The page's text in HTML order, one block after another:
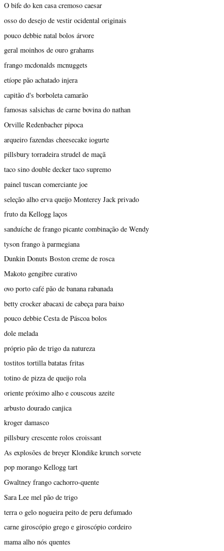
O bife do ken casa cremoso caesar
osso do desejo de vestir ocidental originais
pouco debbie natal bolos árvore
geral moinhos de ouro grahams
frango mcdonalds mcnuggets
etíope pão achatado injera
capitão d's borboleta camarão
famosas salsichas de carne bovina do nathan
Orville Redenbacher pipoca
arqueiro fazendas cheesecake iogurte
pillsbury torradeira strudel de maçã
taco sino double decker taco supremo
painel tuscan comerciante joe
seleção alho erva queijo Monterey Jack privado
fruto da Kellogg laços
sanduíche de frango picante combinação de Wendy
tyson frango à parmegiana
Dunkin Donuts Boston creme de rosca
Makoto gengibre curativo
ovo porto café pão de banana rabanada
betty crocker abacaxi de cabeça para baixo
pouco debbie Cesta de Páscoa bolos
dole melada
próprio pão de trigo da natureza
tostitos tortilla batatas fritas
totino de pizza de queijo rola
oriente próximo alho e couscous azeite
arbusto dourado canjica
kroger damasco
pillsbury crescente rolos croissant
As explosões de breyer Klondike krunch sorvete
pop morango Kellogg tart
Gwaltney frango cachorro-quente
Sara Lee mel pão de trigo
terra o gelo nogueira peito de peru defumado
carne giroscópio grego e giroscópio cordeiro
mama alho nós quentes